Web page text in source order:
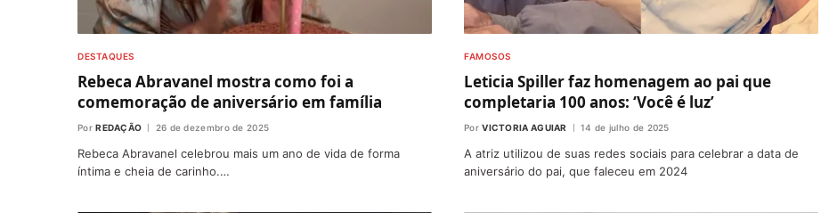
DESTAQUES
Rebeca Abravanel mostra como foi a
comemoração de aniversário em família
Por REDAÇÃO 26 de dezembro de 2025
Rebeca Abravanel celebrou mais um ano de vida de forma
íntima e cheia de carinho.…
FAMOSOS
Leticia Spiller faz homenagem ao pai que
completaria 100 anos: ‘Você é luz’
Por VICTORIA AGUIAR 14 de julho de 2025
A atriz utilizou de suas redes sociais para celebrar a data de
aniversário do pai, que faleceu em 2024